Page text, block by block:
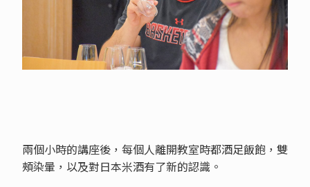
兩個小時的講座後，每個人離開教室時都酒足飯飽，雙
頰染暈，以及對日本米酒有了新的認識。